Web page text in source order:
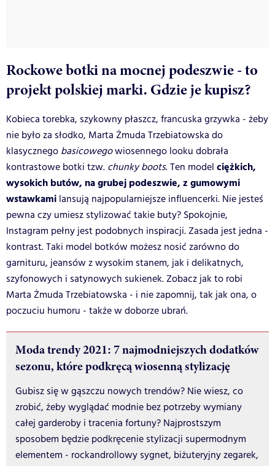
Rockowe botki na mocnej podeszwie - to
projekt polskiej marki. Gdzie je kupisz?
Kobieca torebka, szykowny płaszcz, francuska grzywka - żeby
nie było za słodko, Marta Żmuda Trzebiatowska do
klasycznego basicowegowiosennego looku dobrała
kontrastowe botki tzw. chunky boots. Ten model ciężkich,
wysokich butów, na grubej podeszwie, z gumowymi
wstawkami lansują najpopularniejsze influencerki. Nie jesteś
pewna czy umiesz stylizować takie buty? Spokojnie,
Instagram pełny jest podobnych inspiracji. Zasada jest jedna -
kontrast. Taki model botków możesz nosić zarówno do
garnituru, jeansów z wysokim stanem, jak i delikatnych,
szyfonowych i satynowych sukienek. Zobacz jak to robi
Marta Żmuda Trzebiatowska - i nie zapomnij, tak jak ona, o
poczuciu humoru - także w doborze ubrań.
Moda trendy 2021: 7 najmodniejszych dodatków
sezonu, które podkręcą wiosenną stylizację
Gubisz się w gąszczu nowych trendów? Nie wiesz, co
zrobić, żeby wyglądać modnie bez potrzeby wymiany
całej garderoby i tracenia fortuny? Najprostszym
sposobem będzie podkręcenie stylizacji supermodnym
elementem - rockandrollowy sygnet, biżuteryjny zegarek,